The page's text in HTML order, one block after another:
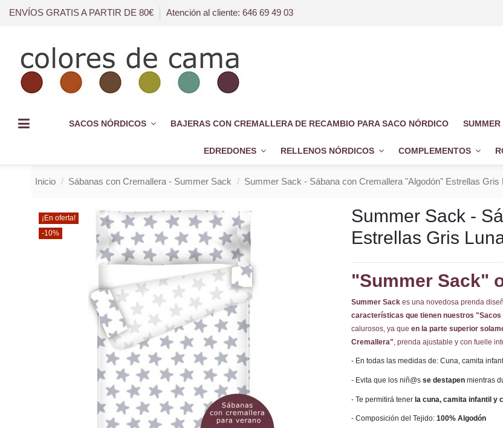
ENVÍOS GRATIS A PARTIR DE 80€ Atención al cliente: 646 69 49 03
SACOS NÓRDICOS BAJERAS CON CREMALLERA DE RECAMBIO PARA SACO NÓRDICO SUMMER
EDREDONES RELLENOS NÓRDICOS COMPLEMENTOS
Inicio Sábanas con Cremallera - Summer Sack Summer Sack - Sábana con Cremallera "Algodón" Estrellas Gris
¡En oferta!
-10%
Summer Sack -
Estrellas Gris
"Summer Sack"
Summer Sack es una novedosa prenda
características que tienen nuestros
calurosos, ya queen la parte superior
Cremallera", prenda ajustable y con fuelle
- En todas las medidas de: Cuna, camita
- Evita que los niñ@sse destapen mientras
- Te permitirá tenerla cuna, camita infantil y
- Composición del Tejido:100% Algodón